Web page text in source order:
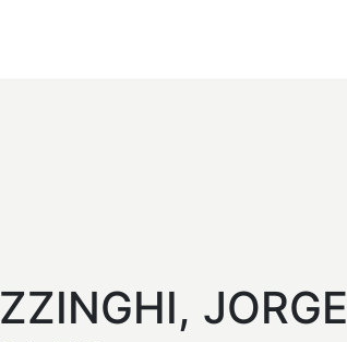
JORGE